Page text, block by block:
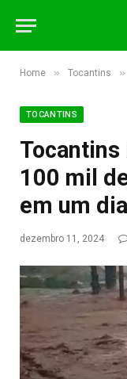
Home » Tocantins »
TOCANTINS
100 mil
em um
dezembro 11, 2024